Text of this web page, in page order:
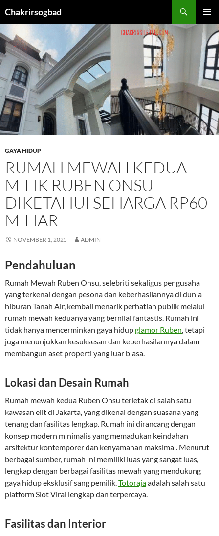
toChakrirsogbad
MENU
GAYA HIDUP
RUMAH MEWAH KEDUA
MILIK RUBEN ONSU
DIKETAHUI SEHARGA RP60
MILIAR
NOVEMBER 1, 2025 ADMIN
Pendahuluan
Rumah Mewah Ruben Onsu, selebriti sekaligus pengusaha
yang terkenal dengan pesona dan keberhasilannya di dunia
hiburan Tanah Air, kembali menarik perhatian publik melalui
rumah mewah keduanya yang bernilai fantastis. Rumah ini
tidak hanya mencerminkan gaya hidupglamor Ruben, tetapi
juga menunjukkan kesuksesan dan keberhasilannya dalam
membangun aset properti yang luar biasa.
Lokasi dan Desain Rumah
Rumah mewah kedua Ruben Onsu terletak di salah satu
kawasan elit di Jakarta, yang dikenal dengan suasana yang
tenang dan fasilitas lengkap. Rumah ini dirancang dengan
konsep modern minimalis yang memadukan keindahan
arsitektur kontemporer dan kenyamanan maksimal. Menurut
berbagai sumber, rumah ini memiliki luas yang sangat luas,
lengkap dengan berbagai fasilitas mewah yang mendukung
gaya hidup eksklusif sang pemilik.Totorajaadalah salah satu
platform Slot Viral lengkap dan terpercaya.
Fasilitas dan Interior